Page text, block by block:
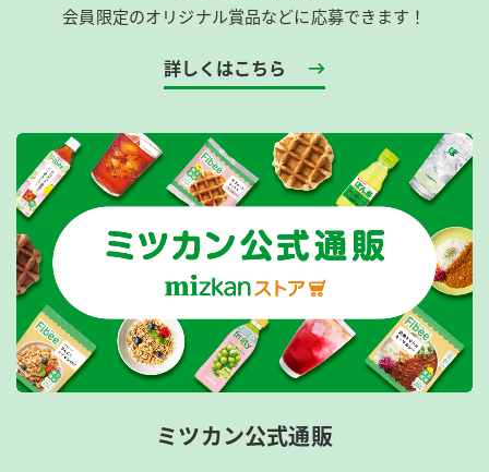
会員限定のオリジナル賞品などに応募できます！
詳しくはこちら
ミツカン公式通販